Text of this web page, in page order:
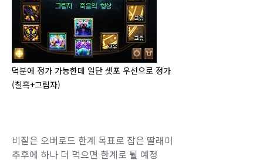
덕분에 정가 가능한데 일단 셋포 우선으로 정가
(칠흑+그림자)
비질은 오버로드 한계 목표로 잡은 딸래미
추후에 하나 더 먹으면 한계로 튈 예정